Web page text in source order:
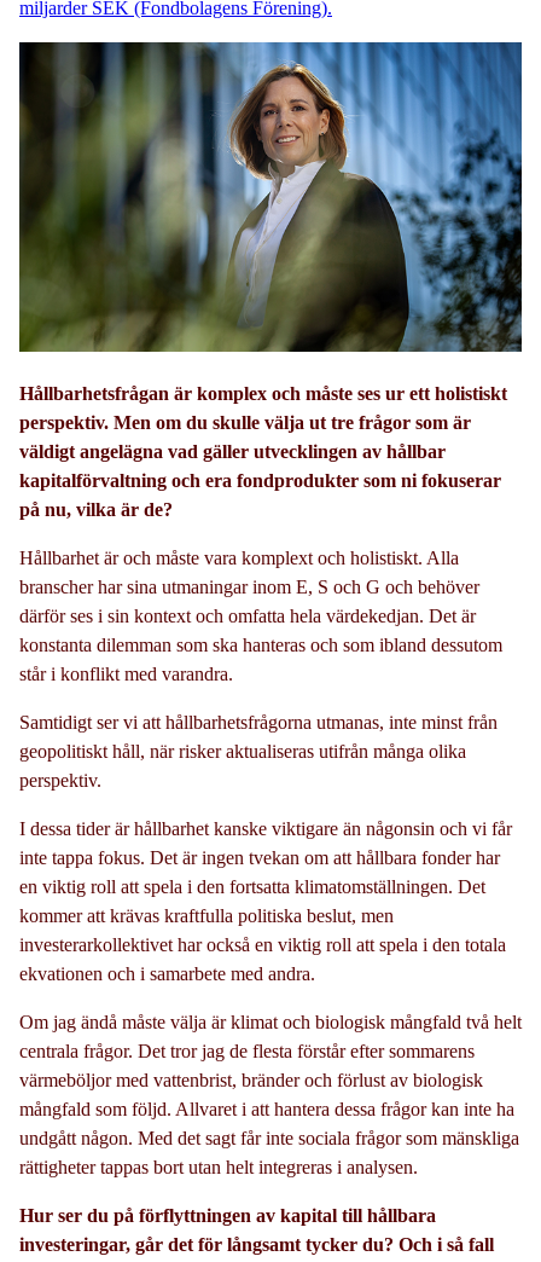
miljarder SEK (Fondbolagens Förening).
Hållbarhetsfrågan är komplex och måste ses ur ett holistiskt
perspektiv. Men om du skulle välja ut tre frågor som är
väldigt angelägna vad gäller utvecklingen av hållbar
kapitalförvaltning och era fondprodukter som ni fokuserar
på nu, vilka är de?
Hållbarhet är och måste vara komplext och holistiskt. Alla
branscher har sina utmaningar inom E, S och G och behöver
därför ses i sin kontext och omfatta hela värdekedjan. Det är
konstanta dilemman som ska hanteras och som ibland dessutom
står i konflikt med varandra.
Samtidigt ser vi att hållbarhetsfrågorna utmanas, inte minst från
geopolitiskt håll, när risker aktualiseras utifrån många olika
perspektiv.
I dessa tider är hållbarhet kanske viktigare än någonsin och vi får
inte tappa fokus. Det är ingen tvekan om att hållbara fonder har
en viktig roll att spela i den fortsatta klimatomställningen. Det
kommer att krävas kraftfulla politiska beslut, men
investerarkollektivet har också en viktig roll att spela i den totala
ekvationen och i samarbete med andra.
Om jag ändå måste välja är klimat och biologisk mångfald två helt
centrala frågor. Det tror jag de flesta förstår efter sommarens
värmeböljor med vattenbrist, bränder och förlust av biologisk
mångfald som följd. Allvaret i att hantera dessa frågor kan inte ha
undgått någon. Med det sagt får inte sociala frågor som mänskliga
rättigheter tappas bort utan helt integreras i analysen.
Hur ser du på förflyttningen av kapital till hållbara
investeringar, går det för långsamt tycker du? Och i så fall